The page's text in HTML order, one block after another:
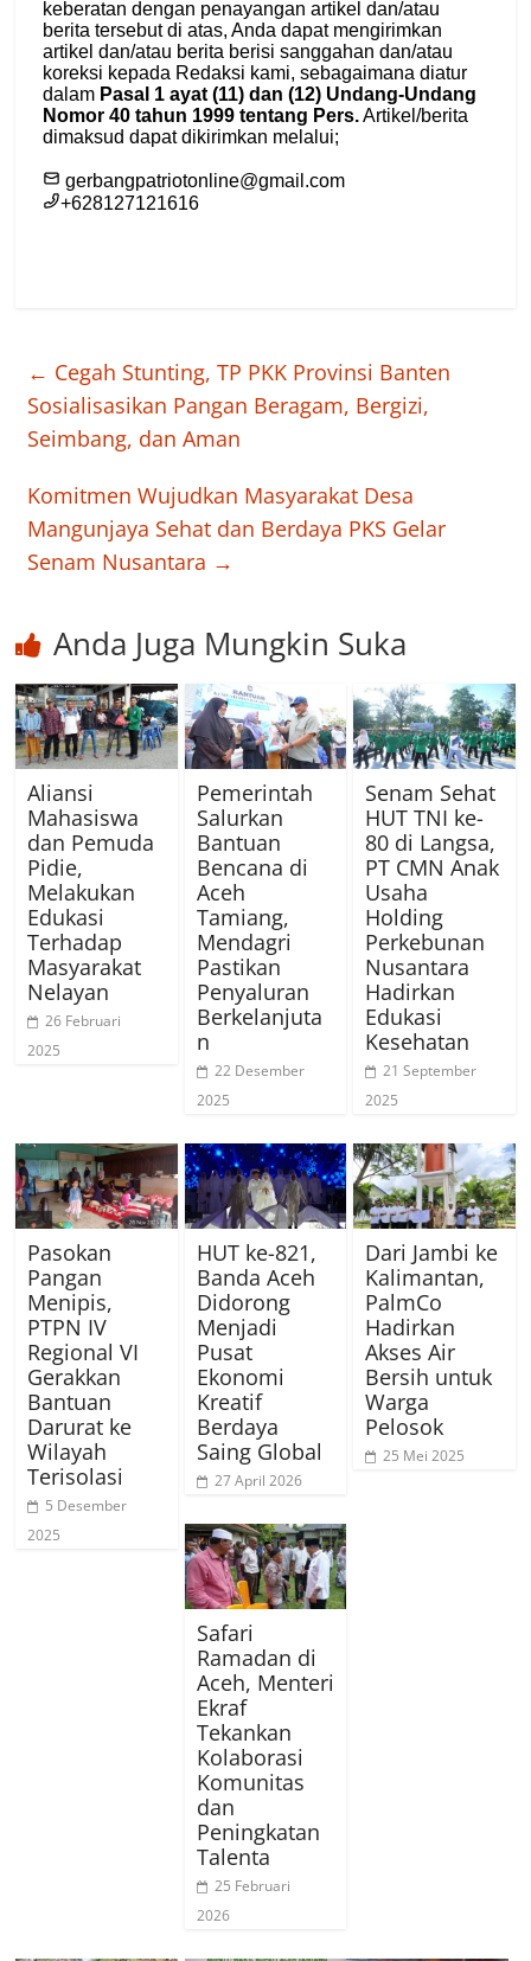
← Cegah Stunting, TP PKK Provinsi Banten
Sosialisasikan Pangan Beragam, Bergizi,
Seimbang, dan Aman
Komitmen Wujudkan Masyarakat Desa
Mangunjaya Sehat dan Berdaya PKS Gelar
Senam Nusantara →
Anda Juga Mungkin Suka
Aliansi
Mahasiswa
dan Pemuda
Pidie,
Melakukan
Edukasi
Terhadap
Masyarakat
Nelayan
26 Februari
2025
Pemerintah
Salurkan
Bantuan
Bencana di
Aceh
Tamiang,
Mendagri
Pastikan
Penyaluran
Berkelanjuta
n
22 Desember
2025
Senam Sehat
HUT TNI ke-
80 di Langsa,
PT CMN Anak
Usaha
Holding
Perkebunan
Nusantara
Hadirkan
Edukasi
Kesehatan
21 September
2025
Pasokan
Pangan
Menipis,
PTPN IV
Regional VI
Gerakkan
Bantuan
Darurat ke
Wilayah
Terisolasi
5 Desember
2025
HUT ke-821,
Banda Aceh
Didorong
Menjadi
Pusat
Ekonomi
Kreatif
Berdaya
Saing Global
27 April 2026
Dari Jambi ke
Kalimantan,
PalmCo
Hadirkan
Akses Air
Bersih untuk
Warga
Pelosok
25 Mei 2025
Safari
Ramadan di
Aceh, Menteri
Ekraf
Tekankan
Kolaborasi
Komunitas
dan
Peningkatan
Talenta
25 Februari
2026